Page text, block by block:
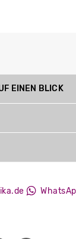
EINEN BLICK